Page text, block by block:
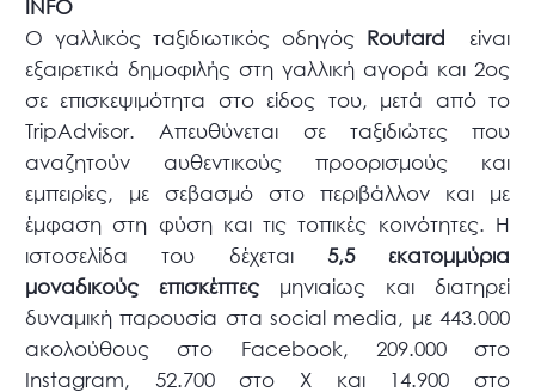
INFO
O γαλλικός ταξιδιωτικός οδηγός Routard είναι
εξαιρετικά δημοφιλής στη γαλλική αγορά και 2ος
σε επισκεψιμότητα στο είδος του, μετά από το
TripAdvisor. Απευθύνεται σε ταξιδιώτες που
αναζητούν αυθεντικούς προορισμούς και
εμπειρίες, με σεβασμό στο περιβάλλον και με
έμφαση στη φύση και τις τοπικές κοινότητες. Η
ιστοσελίδα του δέχεται 5,5 εκατομμύρια
μοναδικούς επισκέπτες μηνιαίως και διατηρεί
δυναμική παρουσία στα social media, με 443.000
ακολούθους στο Facebook, 209.000 στο
Instagram, 52.700 στο X και 14.900 στο